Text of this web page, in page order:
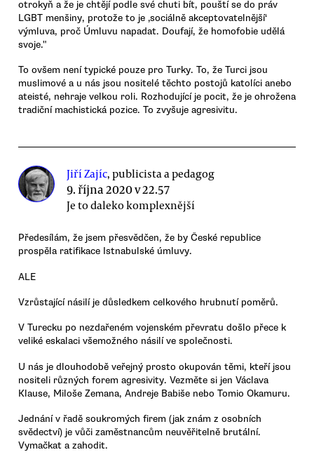
otrokyň a že je chtějí podle své chuti bít, pouští se do práv
LGBT menšiny, protože to je ‚sociálně akceptovatelnější‘
výmluva, proč Úmluvu napadat. Doufají, že homofobie udělá
svoje."
To ovšem není typické pouze pro Turky. To, že Turci jsou
muslimové a u nás jsou nositelé těchto postojů katolíci anebo
ateisté, nehraje velkou roli. Rozhodující je pocit, že je ohrožena
tradiční machistická pozice. To zvyšuje agresivitu.
Jiří Zajíc, publicista a pedagog
9. října 2020 v 22.57
Je to daleko komplexnější
Předesílám, že jsem přesvědčen, že by České republice
prospěla ratifikace Istnabulské úmluvy.
ALE
Vzrůstající násilí je důsledkem celkového hrubnutí poměrů.
V Turecku po nezdařeném vojenském převratu došlo přece k
veliké eskalaci všemožného násilí ve společnosti.
U nás je dlouhodobě veřejný prosto okupován těmi, kteří jsou
nositeli různých forem agresivity. Vezměte si jen Václava
Klause, Miloše Zemana, Andreje Babiše nebo Tomio Okamuru.
Jednání v řadě soukromých firem (jak znám z osobních
svědectví) je vůči zaměstnancům neuvěřitelně brutální.
Vymačkat a zahodit.